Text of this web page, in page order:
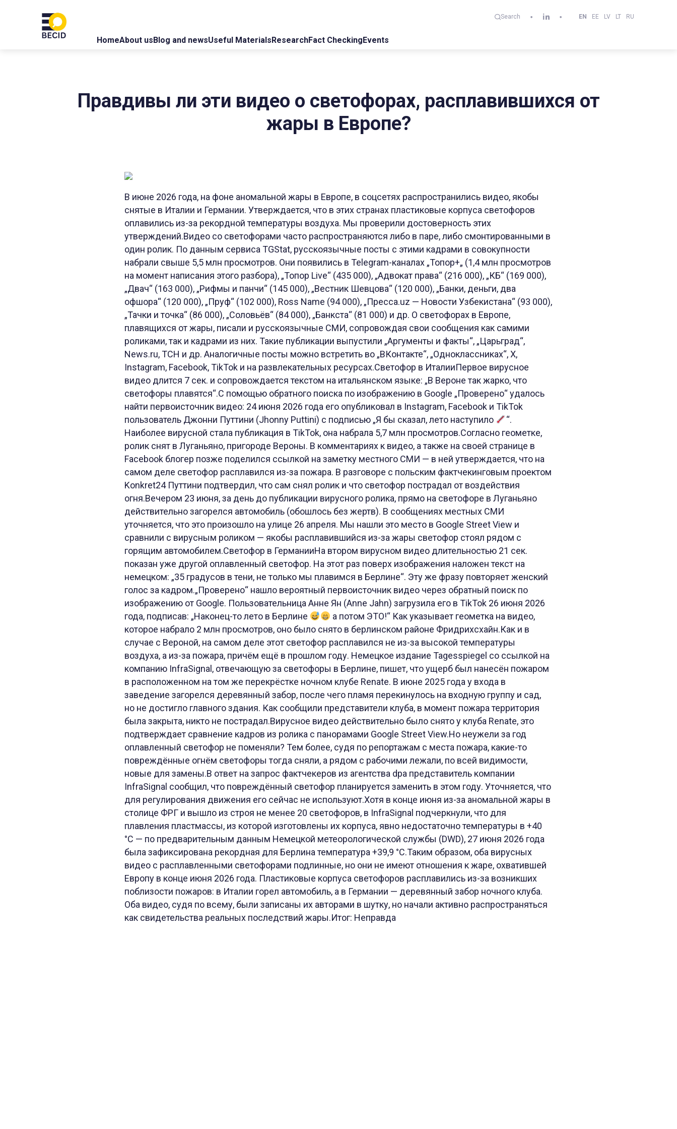
Search EN EE LV LT RU
HomeAbout usBlog and newsUseful MaterialsResearchFact CheckingEvents
Правдивы ли эти видео о светофорах, расплавившихся от
жары в Европе?
В июне 2026 года, на фоне аномальной жары в Европе, в соцсетях распространились видео, якобы
снятые в Италии и Германии. Утверждается, что в этих странах пластиковые корпуса светофоров
оплавились из-за рекордной температуры воздуха. Мы проверили достоверность этих
утверждений.Видео со светофорами часто распространяются либо в паре, либо смонтированными в
один ролик. По данным сервиса TGStat, русскоязычные посты с этими кадрами в совокупности
набрали свыше 5,5 млн просмотров. Они появились в Telegram-каналах „Топор+„ (1,4 млн просмотров
на момент написания этого разбора), „Топор Live“ (435 000), „Адвокат права“ (216 000), „КБ“ (169 000),
„Двач“ (163 000), „Рифмы и панчи“ (145 000), „Вестник Шевцова“ (120 000), „Банки, деньги, два
офшора“ (120 000), „Пруф“ (102 000), Ross Name (94 000), „Пресса.uz — Новости Узбекистана“ (93 000),
„Тачки и точка“ (86 000), „Соловьёв“ (84 000), „Банкста“ (81 000) и др. О светофорах в Европе,
плавящихся от жары, писали и русскоязычные СМИ, сопровождая свои сообщения как самими
роликами, так и кадрами из них. Такие публикации выпустили „Аргументы и факты“, „Царьград“,
News.ru, ТСН и др. Аналогичные посты можно встретить во „ВКонтакте“, „Одноклассниках“, Х,
Instagram, Facebook, TikTok и на развлекательных ресурсах.Светофор в ИталииПервое вирусное
видео длится 7 сек. и сопровождается текстом на итальянском языке: „В Вероне так жарко, что
светофоры плавятся“.С помощью обратного поиска по изображению в Google „Проверено“ удалось
найти первоисточник видео: 24 июня 2026 года его опубликовал в Instagram, Facebook и TikTok
пользователь Джонни Путтини (Jhonny Puttini) с подписью „Я бы сказал, лето наступило
“.
Наиболее вирусной стала публикация в TikTok, она набрала 5,7 млн просмотров.Согласно геометке,
ролик снят в Луганьяно, пригороде Вероны. В комментариях к видео, а также на своей странице в
Facebook блогер позже поделился ссылкой на заметку местного СМИ — в ней утверждается, что на
самом деле светофор расплавился из-за пожара. В разговоре с польским фактчекинговым проектом
Konkret24 Путтини подтвердил, что сам снял ролик и что светофор пострадал от воздействия
огня.Вечером 23 июня, за день до публикации вирусного ролика, прямо на светофоре в Луганьяно
действительно загорелся автомобиль (обошлось без жертв). В сообщениях местных СМИ
уточняется, что это произошло на улице 26 апреля. Мы нашли это место в Google Street View и
сравнили с вирусным роликом — якобы расплавившийся из-за жары светофор стоял рядом с
горящим автомобилем.Светофор в ГерманииНа втором вирусном видео длительностью 21 сек.
показан уже другой оплавленный светофор. На этот раз поверх изображения наложен текст на
немецком: „35 градусов в тени, не только мы плавимся в Берлине“. Эту же фразу повторяет женский
голос за кадром.„Проверено“ нашло вероятный первоисточник видео через обратный поиск по
изображению от Google. Пользовательница Анне Ян (Anne Jahn) загрузила его в TikTok 26 июня 2026
года, подписав: „Наконец-то лето в Берлине
а потом ЭТО!“ Как указывает геометка на видео,
которое набрало 2 млн просмотров, оно было снято в берлинском районе Фридрихсхайн.Как и в
случае с Вероной, на самом деле этот светофор расплавился не из-за высокой температуры
воздуха, а из-за пожара, причём ещё в прошлом году. Немецкое издание Tagesspiegel со ссылкой на
компанию InfraSignal, отвечающую за светофоры в Берлине, пишет, что ущерб был нанесён пожаром
в расположенном на том же перекрёстке ночном клубе Renate. В июне 2025 года у входа в
заведение загорелся деревянный забор, после чего пламя перекинулось на входную группу и сад,
но не достигло главного здания. Как сообщили представители клуба, в момент пожара территория
была закрыта, никто не пострадал.Вирусное видео действительно было снято у клуба Renate, это
подтверждает сравнение кадров из ролика с панорамами Google Street View.Но неужели за год
оплавленный светофор не поменяли? Тем более, судя по репортажам с места пожара, какие-то
повреждённые огнём светофоры тогда сняли, а рядом с рабочими лежали, по всей видимости,
новые для замены.В ответ на запрос фактчекеров из агентства dpa представитель компании
InfraSignal сообщил, что повреждённый светофор планируется заменить в этом году. Уточняется, что
для регулирования движения его сейчас не используют.Хотя в конце июня из-за аномальной жары в
столице ФРГ и вышло из строя не менее 20 светофоров, в InfraSignal подчеркнули, что для
плавления пластмассы, из которой изготовлены их корпуса, явно недостаточно температуры в +40
°C — по предварительным данным Немецкой метеорологической службы (DWD), 27 июня 2026 года
была зафиксирована рекордная для Берлина температура +39,9 °C.Таким образом, оба вирусных
видео с расплавленными светофорами подлинные, но они не имеют отношения к жаре, охватившей
Европу в конце июня 2026 года. Пластиковые корпуса светофоров расплавились из-за возникших
поблизости пожаров: в Италии горел автомобиль, а в Германии — деревянный забор ночного клуба.
Оба видео, судя по всему, были записаны их авторами в шутку, но начали активно распространяться
как свидетельства реальных последствий жары.Итог: Неправда